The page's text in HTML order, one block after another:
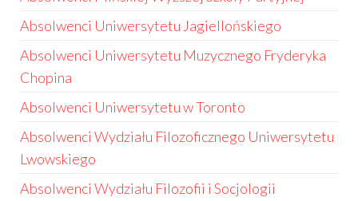
Absolwenci Uniwersytetu Jagiellońskiego
Absolwenci Uniwersytetu Muzycznego Fryderyka
Chopina
Absolwenci Uniwersytetu w Toronto
Absolwenci Wydziału Filozoficznego Uniwersytetu
Lwowskiego
Absolwenci Wydziału Filozofii i Socjologii